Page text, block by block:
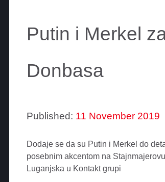
Putin i Merkel
Donbasa
Published: 11 November 2019
Dodaje se da su Putin i Merkel do
posebnim akcentom na
Luganjska u Kontakt grupi